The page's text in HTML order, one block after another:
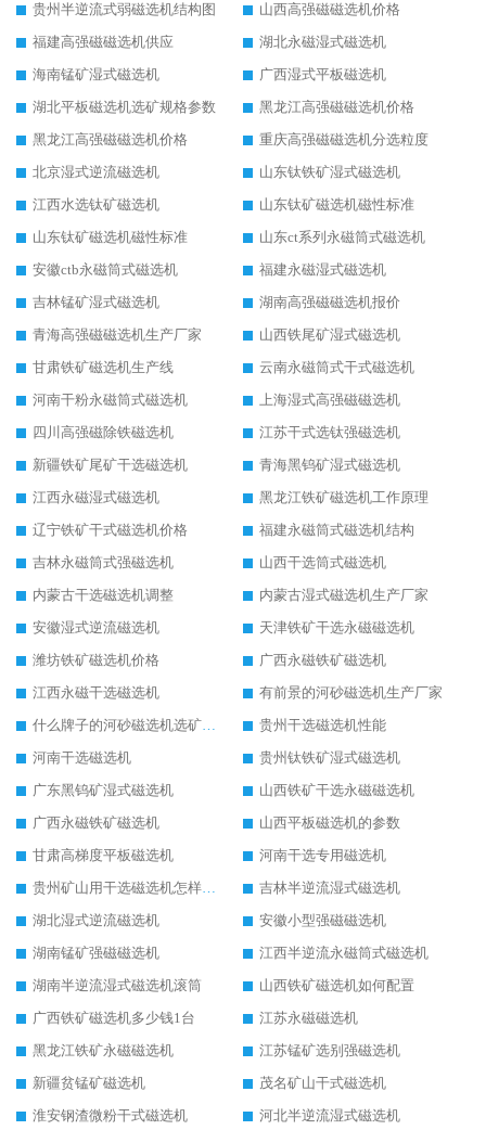
贵州半逆流式弱磁选机结构图
山西高强磁磁选机价格
福建高强磁磁选机供应
湖北永磁湿式磁选机
海南锰矿湿式磁选机
广西湿式平板磁选机
湖北平板磁选机选矿规格参数
黑龙江高强磁磁选机价格
黑龙江高强磁磁选机价格
重庆高强磁磁选机分选粒度
北京湿式逆流磁选机
山东钛铁矿湿式磁选机
江西水选钛矿磁选机
山东钛矿磁选机磁性标准
山东钛矿磁选机磁性标准
山东ct系列永磁筒式磁选机
安徽ctb永磁筒式磁选机
福建永磁湿式磁选机
吉林锰矿湿式磁选机
湖南高强磁磁选机报价
青海高强磁磁选机生产厂家
山西铁尾矿湿式磁选机
甘肃铁矿磁选机生产线
云南永磁筒式干式磁选机
河南干粉永磁筒式磁选机
上海湿式高强磁磁选机
四川高强磁除铁磁选机
江苏干式选钛强磁选机
新疆铁矿尾矿干选磁选机
青海黑钨矿湿式磁选机
江西永磁湿式磁选机
黑龙江铁矿磁选机工作原理
辽宁铁矿干式磁选机价格
福建永磁筒式磁选机结构
吉林永磁筒式强磁选机
山西干选筒式磁选机
内蒙古干选磁选机调整
内蒙古湿式磁选机生产厂家
安徽湿式逆流磁选机
天津铁矿干选永磁磁选机
潍坊铁矿磁选机价格
广西永磁铁矿磁选机
江西永磁干选磁选机
有前景的河砂磁选机生产厂家
什么牌子的河砂磁选机选矿效果好
贵州干选磁选机性能
河南干选磁选机
贵州钛铁矿湿式磁选机
广东黑钨矿湿式磁选机
山西铁矿干选永磁磁选机
广西永磁铁矿磁选机
山西平板磁选机的参数
甘肃高梯度平板磁选机
河南干选专用磁选机
贵州矿山用干选磁选机怎样调磁
吉林半逆流湿式磁选机
湖北湿式逆流磁选机
安徽小型强磁磁选机
湖南锰矿强磁磁选机
江西半逆流永磁筒式磁选机
湖南半逆流湿式磁选机滚筒
山西铁矿磁选机如何配置
广西铁矿磁选机多少钱1台
江苏永磁磁选机
黑龙江铁矿永磁磁选机
江苏锰矿选别强磁选机
新疆贫锰矿磁选机
茂名矿山干式磁选机
淮安钢渣微粉干式磁选机
河北半逆流湿式磁选机